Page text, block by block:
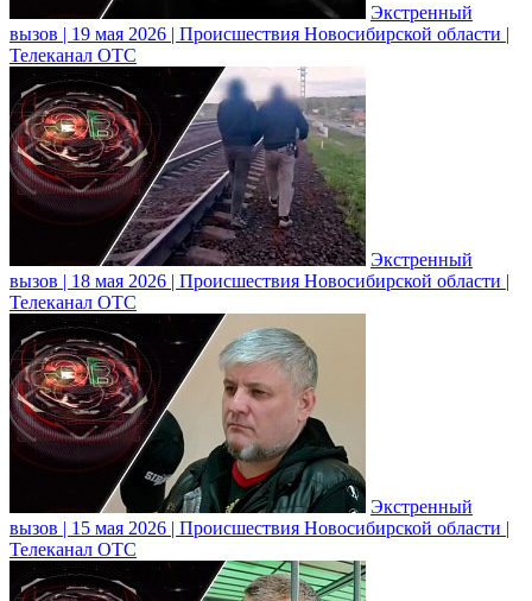
Экстренный
вызов | 19 мая 2026 | Происшествия Новосибирской области |
Телеканал ОТС
Экстренный
вызов | 18 мая 2026 | Происшествия Новосибирской области |
Телеканал ОТС
Экстренный
вызов | 15 мая 2026 | Происшествия Новосибирской области |
Телеканал ОТС